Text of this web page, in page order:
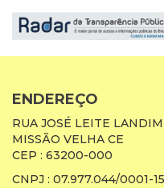
ENDEREÇO
RUA JOSÉ LEITE
MISSÃO VELHA CE
CEP : 63200-000
CNPJ : 07.977.044/0001-15